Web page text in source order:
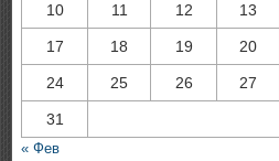
10 11 12 13
17 18 19 20
24 25 26 27
31
« Фев